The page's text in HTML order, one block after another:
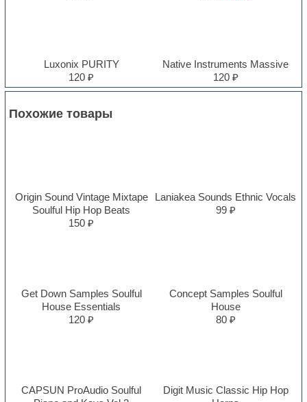
Luxonix PURITY
120 ₽
Native Instruments Massive
120 ₽
Похожие товары
Origin Sound Vintage Mixtape
Soulful Hip Hop Beats
150 ₽
Laniakea Sounds Ethnic Vocals
99 ₽
Get Down Samples Soulful
House Essentials
120 ₽
Concept Samples Soulful
House
80 ₽
CAPSUN ProAudio Soulful
Digit Music Classic Hip Hop